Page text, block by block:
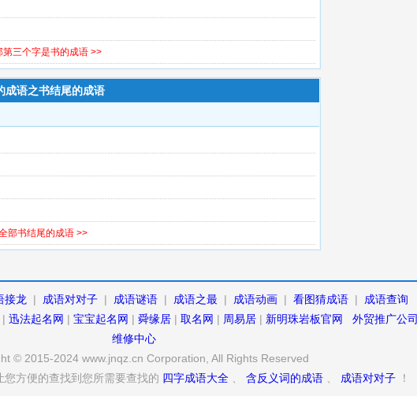
第三个字是书的成语 >>
成语之书结尾的成语
部书结尾的成语 >>
接龙 | 成语对对子 | 成语谜语 | 成语之最 | 成语动画 | 看图猜成语 |
成语查询
| 迅法起名网 | 宝宝起名网 | 舜缘居 | 取名网 | 周易居 | 新明珠岩板官网 外贸推广公司
维修中心
© 2015-2024 www.jnqz.cn Corporation, All Rights Reserved
方便的查找到您所需要查找的 四字成语大全 含反义词的成语 成语对对子 ！